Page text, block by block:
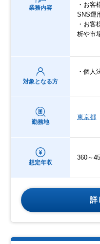
業務内容
・お客
SNS運
・お客
析や市
対象となる方
・個人
勤務地
東京都
想定年収
360～
詳